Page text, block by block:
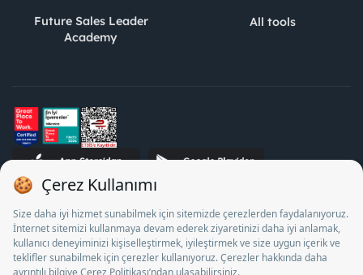
Future Sales Leader
Academy
All tools
STJ Human Resources Informatics and Consultancy Inc. as a
Private Employment Agency to operate between 13/05/2025 -
12/05/2028, Turkey Employment Agency by 18/04/2025 date